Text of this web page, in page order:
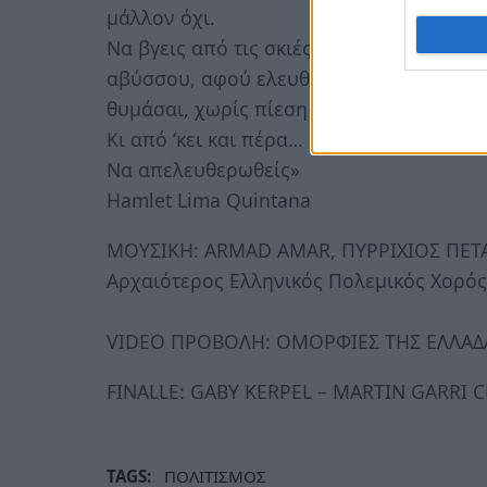
μάλλον όχι.
Να βγεις από τις σκιές ή να κάνεις τις
αβύσσου, αφού ελευθερώσεις τους
θυμάσαι, χωρίς πίεση πως ένας είναι ο
Κι από ‘κει και πέρα…
Να απελευθερωθείς»
Hamlet Lima Quintana
ΜΟΥΣΙΚΗ: ARMAD AMAR, ΠΥΡΡΙΧΙΟΣ
Αρχαιότερος Ελληνικός Πολεμικός
VIDEO ΠΡΟΒΟΛΗ: ΟΜΟΡΦΙΕΣ ΤΗΣ
FINALLE: GABY KERPEL – MARTIN GARRI
TAGS: ΠΟΛΙΤΙΣΜΟΣ